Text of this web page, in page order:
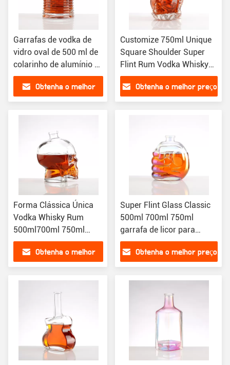
Garrafas de vodka de
vidro oval de 500 ml de
colarinho de alumínio e
plástico para venda por
atacado na China
Obtenha o melhor
Customize 750ml Unique
Square Shoulder Super
Flint Rum Vodka Whisky
Glass Bottle com Cortiça
Obtenha o melhor preço
Forma Clássica Única
Vodka Whisky Rum
500ml700ml 750ml
Liquor Glas Garrafa de
Vinho
Obtenha o melhor
Super Flint Glass Classic
500ml 700ml 750ml
garrafa de licor para
vodka uísque rum
Obtenha o melhor preço